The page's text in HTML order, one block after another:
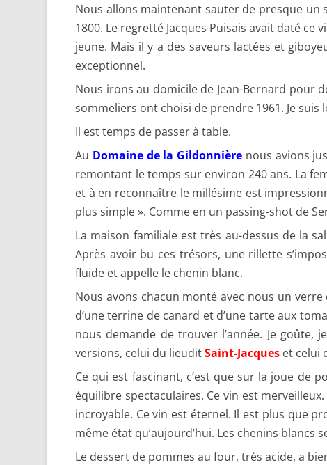
Nous allons maintenant sauter de presque un
1800. Le regretté Jacques Puisais avait daté ce
jeune. Mais il y a des saveurs lactées et
exceptionnel.
Nous irons au domicile de Jean-Bernard pour
sommeliers ont choisi de prendre 1961. Je
Il est temps de passer à table.
Au Domaine de la Gildonnière nous avions
remontant le temps sur environ 240 ans. La
et à en reconnaître le millésime est
plus simple ». Comme en un passing-shot de
La maison familiale est très au-dessus de la
Après avoir bu ces trésors, une rillette
fluide et appelle le chenin blanc.
Nous avons chacun monté avec nous un verre
d’une terrine de canard et d’une tarte aux
nous demande de trouver l’année. Je goûte,
versions, celui du lieuditSaint-Jacques et celui
Ce qui est fascinant, c’est que sur la joue de
équilibre spectaculaires. Ce vin est
incroyable. Ce vin est éternel. Il est plus que
même état qu’aujourd’hui. Les chenins blancs
Le dessert de pommes au four, très acide, a